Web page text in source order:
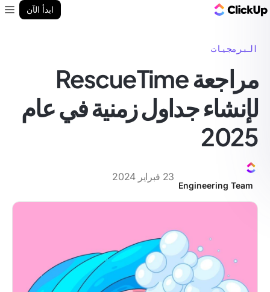
ابدأ الآن
البرمجيات
مراجعة RescueTime
لإنشاء جداول زمنية في عام
2025
Engineering Team
23 فبراير 2024